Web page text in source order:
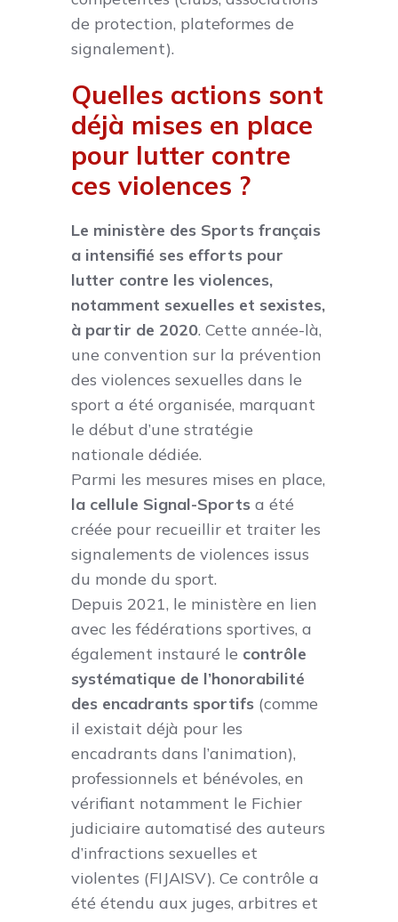
de protection, plateformes de
signalement).
Quelles actions sont
déjà mises en place
pour lutter contre
ces violences ?
Le ministère des Sports français
a intensifié ses efforts pour
lutter contre les violences,
notamment sexuelles et sexistes,
à partir de 2020. Cette année-là,
une convention sur la prévention
des violences sexuelles dans le
sport a été organisée, marquant
le début d’une stratégie
nationale dédiée.
Parmi les mesures mises en place,
la cellule Signal-Sports a été
créée pour recueillir et traiter les
signalements de violences issus
du monde du sport.
Depuis 2021, le ministère en lien
avec les fédérations sportives, a
également instauré le contrôle
systématique de l’honorabilité
des encadrants sportifs (comme
il existait déjà pour les
encadrants dans l’animation),
professionnels et bénévoles, en
vérifiant notamment le Fichier
judiciaire automatisé des auteurs
d’infractions sexuelles et
violentes (FIJAISV). Ce contrôle a
été étendu aux juges, arbitres et